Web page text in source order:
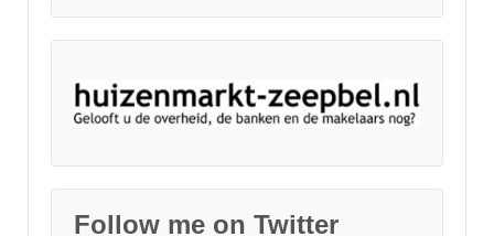
Follow me on Twitter